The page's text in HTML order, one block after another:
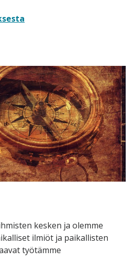
kesken ja olemme
ilmiöt ja paikallisten
työtämme